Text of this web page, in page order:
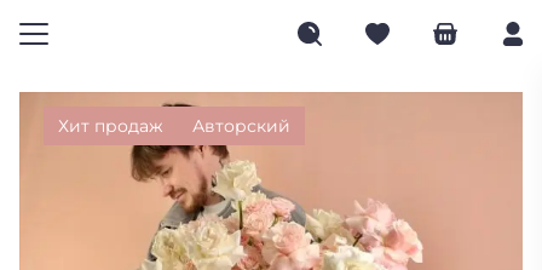
Хит продаж Авторский